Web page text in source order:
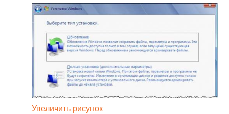
Увеличить рисунок